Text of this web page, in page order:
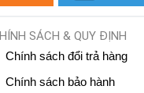
SÁCH & QUY ĐỊNH
Chính sách đổi trả hàng
Chính sách bảo hành